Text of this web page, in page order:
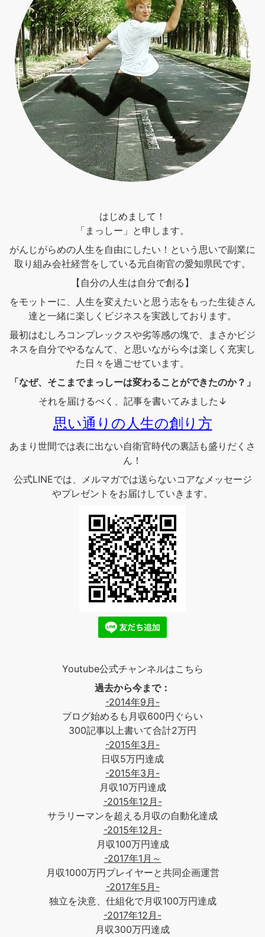
はじめまして！
「まっしー」と申します。
がんじがらめの人生を自由にしたい！という思いで副業に
取り組み会社経営をしている元自衛官の愛知県民です。
【自分の人生は自分で創る】
をモットーに、人生を変えたいと思う志をもった生徒さん
達と一緒に楽しくビジネスを実践しております。
最初はむしろコンプレックスや劣等感の塊で、まさかビジ
ネスを自分でやるなんて、と思いながら今は楽しく充実し
た日々を過ごせています。
「なぜ、そこまでまっしーは変わることができたのか？」
それを届けるべく、記事を書いてみました↓
思い通りの人生の創り方
あまり世間では表に出ない自衛官時代の裏話も盛りだくさ
ん！
公式LINEでは、メルマガでは送らないコアなメッセージ
やプレゼントをお届けしていきます。
Youtube公式チャンネルはこちら
過去から今まで：
-2014年9月-
ブログ始めるも月収600円ぐらい
300記事以上書いて合計2万円
-2015年3月-
日収5万円達成
-2015年3月-
月収10万円達成
-2015年12月-
サラリーマンを超える月収の自動化達成
-2015年12月-
月収100万円達成
-2017年1月～
月収1000万円プレイヤーと共同企画運営
-2017年5月-
独立を決意、仕組化で月収100万円達成
-2017年12月-
月収300万円達成